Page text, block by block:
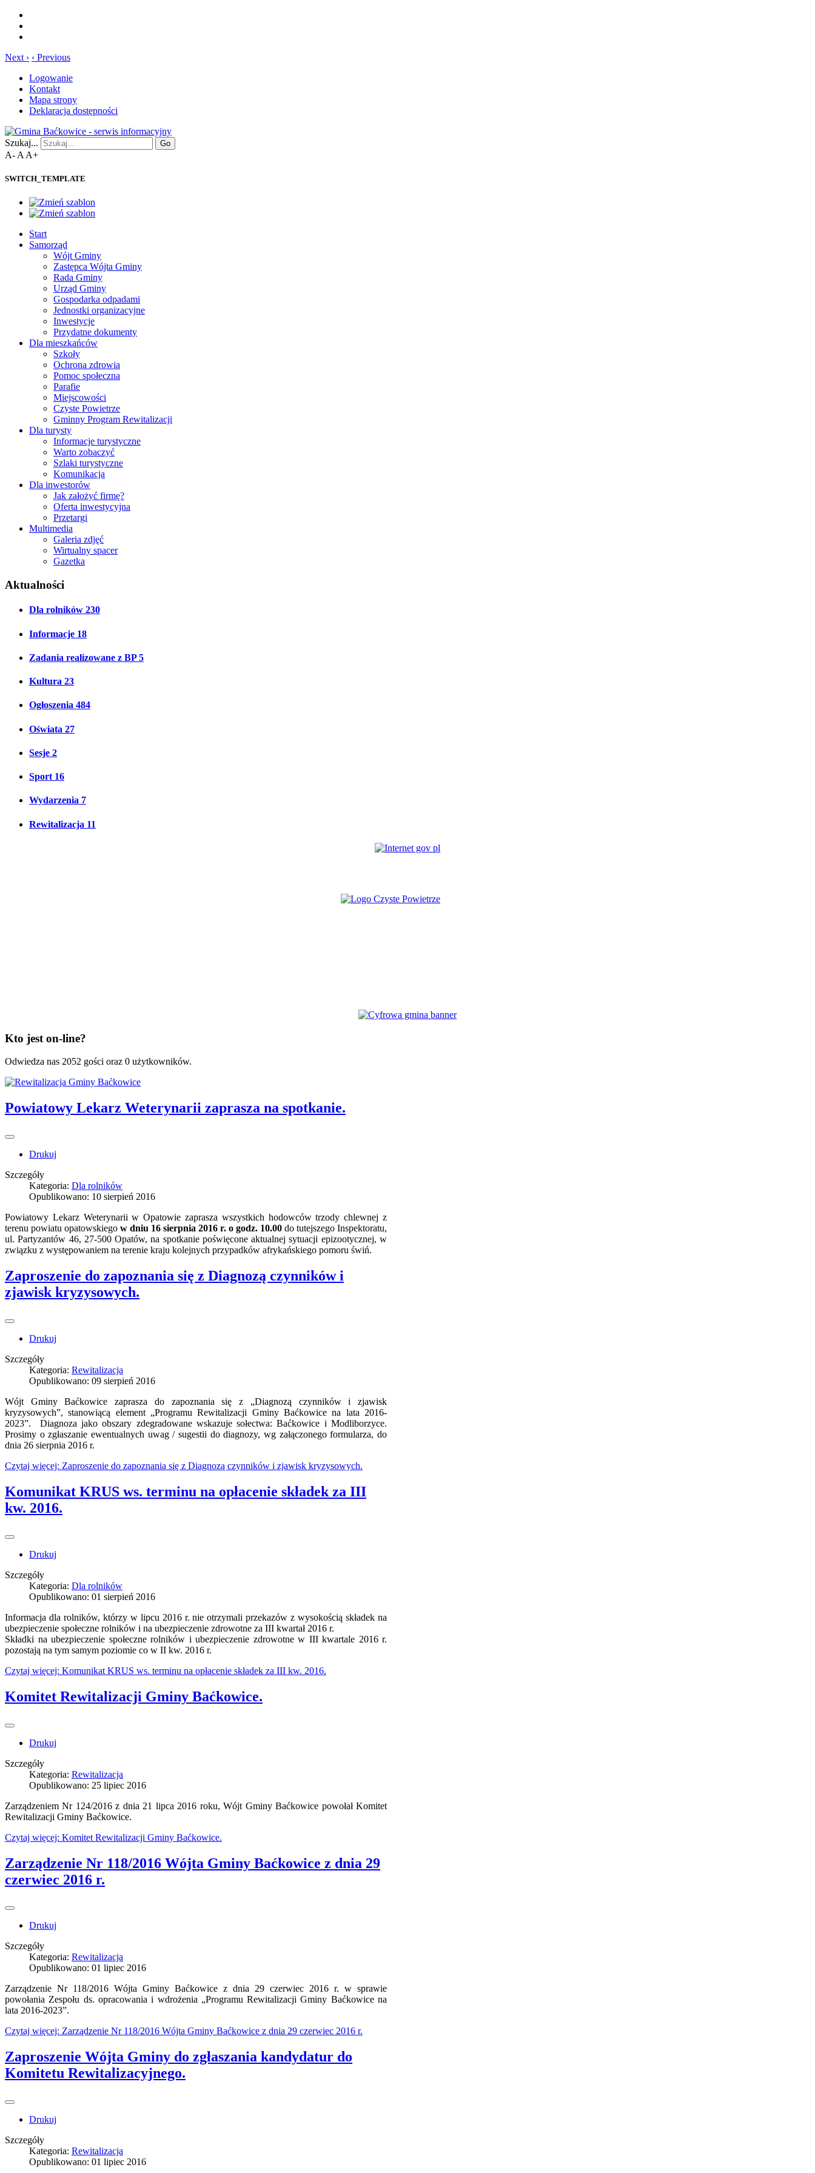
Next › ‹ Previous
Logowanie
Kontakt
Mapa strony
Deklaracja dostępności
Szukaj... Go
A- A A+
SWITCH_TEMPLATE
Start
Samorząd
Wójt Gminy
Zastępca Wójta Gminy
Rada Gminy
Urząd Gminy
Gospodarka odpadami
Jednostki organizacyjne
Inwestycje
Przydatne dokumenty
Dla mieszkańców
Szkoły
Ochrona zdrowia
Pomoc społeczna
Parafie
Miejscowości
Czyste Powietrze
Gminny Program Rewitalizacji
Dla turysty
Informacje turystyczne
Warto zobaczyć
Szlaki turystyczne
Komunikacja
Dla inwestorów
Jak założyć firmę?
Oferta inwestycyjna
Przetargi
Multimedia
Galeria zdjęć
Wirtualny spacer
Gazetka
Aktualności
Dla rolników 230
Informacje 18
Zadania realizowane z BP5
Kultura 23
Ogłoszenia 484
Oświata 27
Sesje 2
Sport 16
Wydarzenia 7
Rewitalizacja 11
Kto jest on-line?
Odwiedza nas 2052 gości oraz 0 użytkowników.
Powiatowy Lekarz Weterynarii zaprasza na spotkanie.
Drukuj
Szczegóły
Kategoria: Dla rolników
Opublikowano: 10 sierpień 2016
Powiatowy Lekarz Weterynarii w Opatowie zaprasza wszystkich hodowców trzody chlewnej z
terenu powiatu opatowskiego w dniu 16 sierpnia 2016 r. o godz. 10.00 do tutejszego Inspektoratu,
ul. Partyzantów 46, 27-500 Opatów, na spotkanie poświęcone aktualnej sytuacji epizootycznej, w
związku z występowaniem na terenie kraju kolejnych przypadków afrykańskiego pomoru świń.
Zaproszenie do zapoznania się z Diagnozą czynników i
zjawisk kryzysowych.
Drukuj
Szczegóły
Kategoria: Rewitalizacja
Opublikowano: 09 sierpień 2016
Wójt Gminy Baćkowice zaprasza do zapoznania się z „Diagnozą czynników i zjawisk
kryzysowych”, stanowiącą element „Programu Rewitalizacji Gminy Baćkowice na lata 2016-
2023”. Diagnoza jako obszary zdegradowane wskazuje sołectwa: Baćkowice i Modliborzyce.
Prosimy o zgłaszanie ewentualnych uwag / sugestii do diagnozy, wg załączonego formularza, do
dnia 26 sierpnia 2016 r.
Czytaj więcej: Zaproszenie do zapoznania się z Diagnozą czynników i zjawisk kryzysowych.
Komunikat KRUS ws. terminu na opłacenie składek za III
kw. 2016.
Drukuj
Szczegóły
Kategoria: Dla rolników
Opublikowano: 01 sierpień 2016
Informacja dla rolników, którzy w lipcu 2016 r. nie otrzymali przekazów z wysokością składek na
ubezpieczenie społeczne rolników i na ubezpieczenie zdrowotne za III kwartał 2016 r.
Składki na ubezpieczenie społeczne rolników i ubezpieczenie zdrowotne w III kwartale 2016 r.
pozostają na tym samym poziomie co w II kw. 2016 r.
Czytaj więcej: Komunikat KRUS ws. terminu na opłacenie składek za III kw. 2016.
Komitet Rewitalizacji Gminy Baćkowice.
Drukuj
Szczegóły
Kategoria: Rewitalizacja
Opublikowano: 25 lipiec 2016
Zarządzeniem Nr 124/2016 z dnia 21 lipca 2016 roku, Wójt Gminy Baćkowice powołał Komitet
Rewitalizacji Gminy Baćkowice.
Czytaj więcej: Komitet Rewitalizacji Gminy Baćkowice.
Zarządzenie Nr 118/2016 Wójta Gminy Baćkowice z dnia 29
czerwiec 2016 r.
Drukuj
Szczegóły
Kategoria: Rewitalizacja
Opublikowano: 01 lipiec 2016
Zarządzenie Nr 118/2016 Wójta Gminy Baćkowice z dnia 29 czerwiec 2016 r. w sprawie
powołania Zespołu ds. opracowania i wdrożenia „Programu Rewitalizacji Gminy Baćkowice na
lata 2016-2023”.
Czytaj więcej: Zarządzenie Nr 118/2016 Wójta Gminy Baćkowice z dnia 29 czerwiec 2016 r.
Zaproszenie Wójta Gminy do zgłaszania kandydatur do
Komitetu Rewitalizacyjnego.
Drukuj
Szczegóły
Kategoria: Rewitalizacja
Opublikowano: 01 lipiec 2016